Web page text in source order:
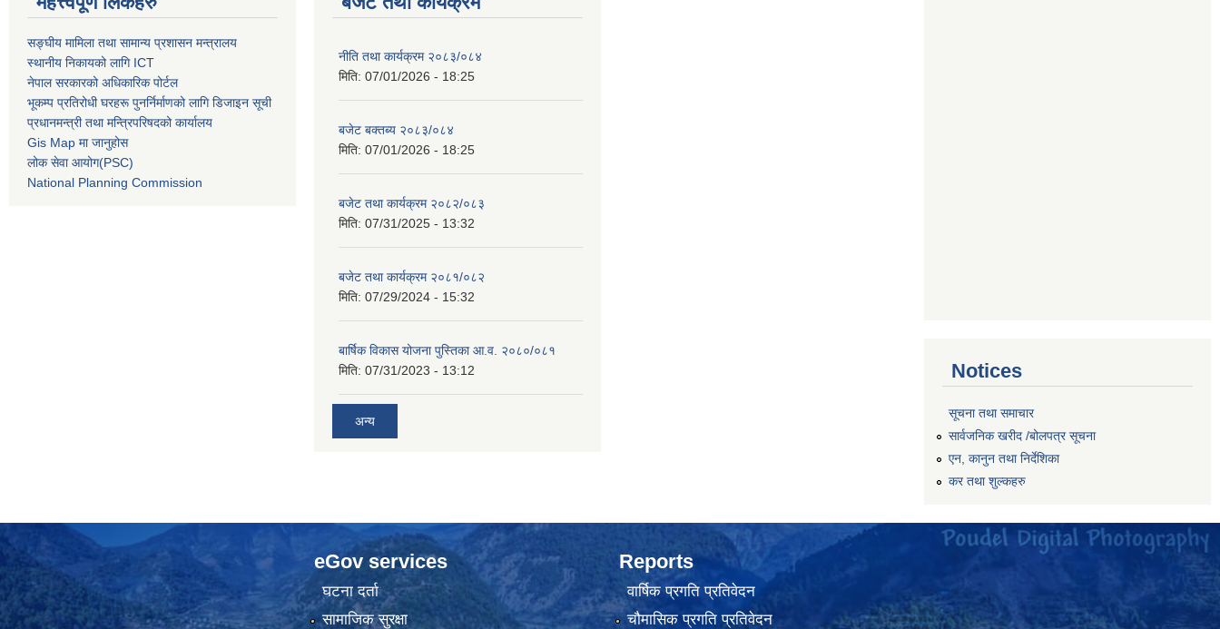
सङ्घीय मामिला तथा सामान्य प्रशासन मन्त्रालय
स्थानीय निकायको लागि ICT
नेपाल सरकारको अधिकारिक पोर्टल
भूकम्प प्रतिरोधी घरहरू पुनर्निर्माणको लागि डिजाइन सूची
प्रधानमन्त्री तथा मन्त्रिपरिषदको कार्यालय
Gis Map मा जानुहोस
लोक सेवा आयोग(PSC)
National Planning Commission
नीति तथा कार्यक्रम २०८३/०८४
मिति: 07/01/2026 - 18:25
बजेट बक्तब्य २०८३/०८४
मिति: 07/01/2026 - 18:25
बजेट तथा कार्यक्रम २०८२/०८३
मिति: 07/31/2025 - 13:32
बजेट तथा कार्यक्रम २०८१/०८२
मिति: 07/29/2024 - 15:32
बार्षिक विकास योजना पुस्तिका आ.व. २०८०/०८१
मिति: 07/31/2023 - 13:12
अन्य
Notices
सूचना तथा समाचार
सार्वजनिक खरीद /बोलपत्र सूचना
एन, कानुन तथा निर्देशिका
कर तथा शुल्कहरु
eGov services
घटना दर्ता
सामाजिक सुरक्षा
Reports
वार्षिक प्रगति प्रतिवेदन
चौमासिक प्रगति प्रतिवेदन